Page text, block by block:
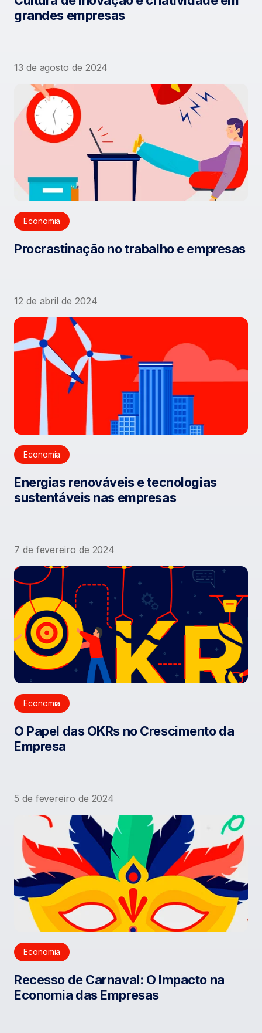
grandes empresas
13 de agosto de 2024
Economia
Procrastinação no trabalho e empresas
12 de abril de 2024
Economia
Energias renováveis e tecnologias
sustentáveis nas empresas
7 de fevereiro de 2024
Economia
O Papel das OKRs no Crescimento da
Empresa
5 de fevereiro de 2024
Economia
Recesso de Carnaval: O Impacto na
Economia das Empresas